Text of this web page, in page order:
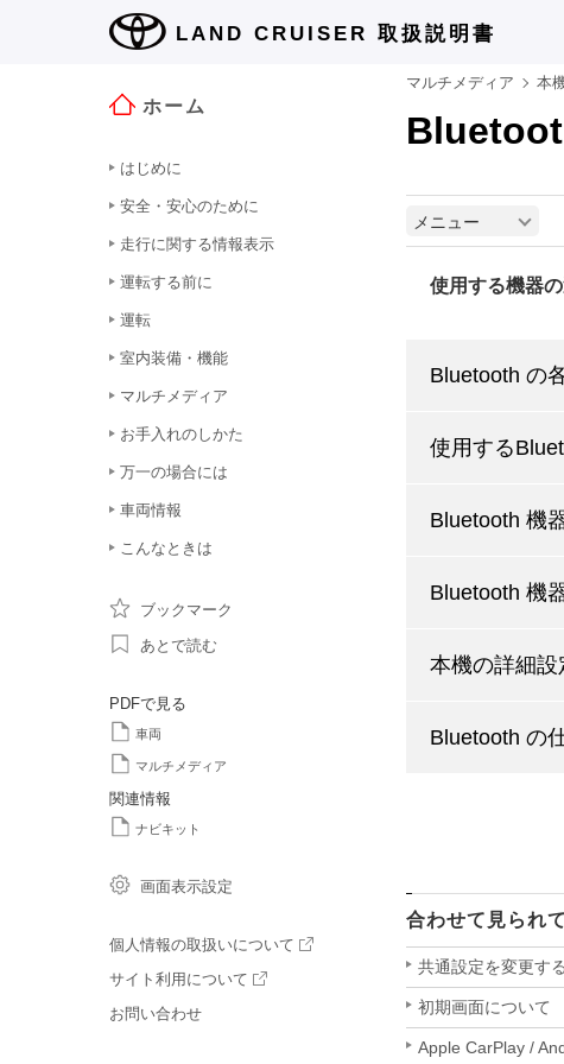
LAND CRUISER 取扱説明書
ホーム
はじめに
安全・安心のために
走行に関する情報表示
運転する前に
運転
室内装備・機能
マルチメディア
お手入れのしかた
万一の場合には
車両情報
こんなときは
ブックマーク
あとで読む
PDFで見る
車両
マルチメディア
関連情報
ナビキット
画面表示設定
個人情報の取扱いについて
サイト利用について
お問い合わせ
マルチメディア 本
メニュー
使用する機器
Bluetooth の
使用する
Bluetooth 機
Bluetooth 機
本機の詳細設
Bluetooth の
合わせて見られ
共通設定を変更する
初期画面について
Apple CarPlay /